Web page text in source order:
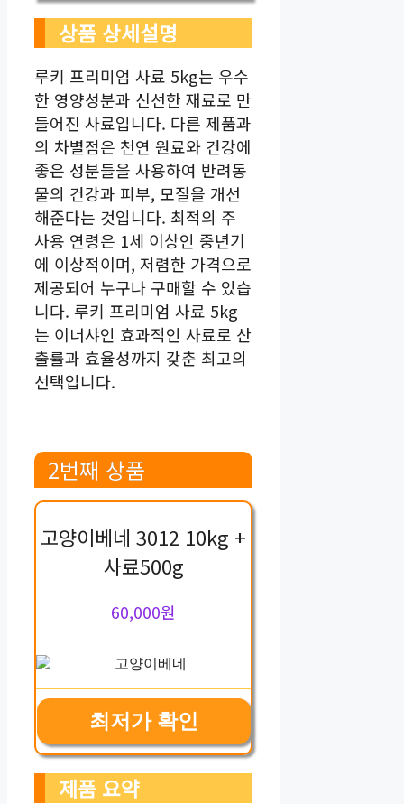
상품 상세설명
루키 프리미엄 사료 5kg는 우수
한 영양성분과 신선한 재료로 만
들어진 사료입니다. 다른 제품과
의 차별점은 천연 원료와 건강에
좋은 성분들을 사용하여 반려동
물의 건강과 피부, 모질을 개선
해준다는 것입니다. 최적의 주
사용 연령은 1세 이상인 중년기
에 이상적이며, 저렴한 가격으로
제공되어 누구나 구매할 수 있습
니다. 루키 프리미엄 사료 5kg
는 이너샤인 효과적인 사료로 산
출률과 효율성까지 갖춘 최고의
선택입니다.
2번째 상품
고양이베네 3012 10kg +
사료500g
60,000원
최저가 확인
제품 요약